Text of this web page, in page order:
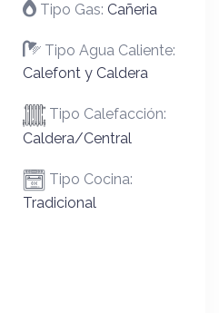
Tipo Gas: Cañeria
Tipo Agua Caliente:
Calefont y Caldera
Tipo Calefacción:
Caldera/Central
Tipo Cocina:
Tradicional